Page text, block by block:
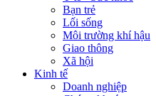
Bạn trẻ
Lối sống
Môi trường khí hậu
Giao thông
Xã hội
Kinh tế
Doanh nghiệp